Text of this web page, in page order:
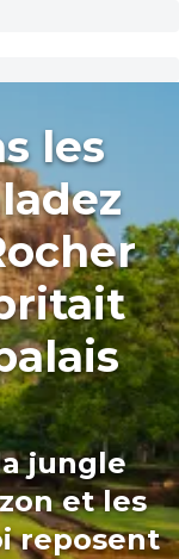
les
jungle
et les
reposent